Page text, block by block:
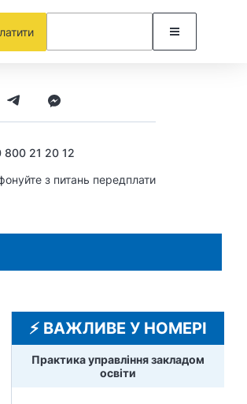
800 21 20 12
з питань передплати
⚡️ ВАЖЛИВЕ У НОМЕРІ
Практика управління закладом
освіти